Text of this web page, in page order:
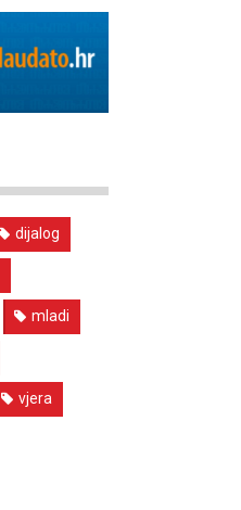
dijalog
mladi
vjera